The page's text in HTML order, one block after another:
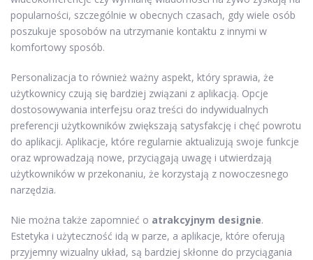
popularności, szczególnie w obecnych czasach, gdy wiele osób
poszukuje sposobów na utrzymanie kontaktu z innymi w
komfortowy sposób.
Personalizacja to również ważny aspekt, który sprawia, że
użytkownicy czują się bardziej związani z aplikacją. Opcje
dostosowywania interfejsu oraz treści do indywidualnych
preferencji użytkowników zwiększają satysfakcję i chęć powrotu
do aplikacji. Aplikacje, które regularnie aktualizują swoje funkcje
oraz wprowadzają nowe, przyciągają uwagę i utwierdzają
użytkowników w przekonaniu, że korzystają z nowoczesnego
narzędzia.
Nie można także zapomnieć o atrakcyjnym designie.
Estetyka i użyteczność idą w parze, a aplikacje, które oferują
przyjemny wizualny układ, są bardziej skłonne do przyciągania